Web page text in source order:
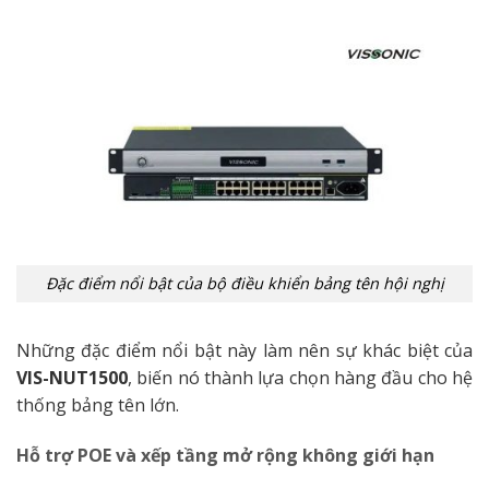
Đặc điểm nổi bật của bộ điều khiển bảng tên hội nghị
Những đặc điểm nổi bật này làm nên sự khác biệt của
VIS-NUT1500, biến nó thành lựa chọn hàng đầu cho hệ
thống bảng tên lớn.
Hỗ trợ POE và xếp tầng mở rộng không giới hạn